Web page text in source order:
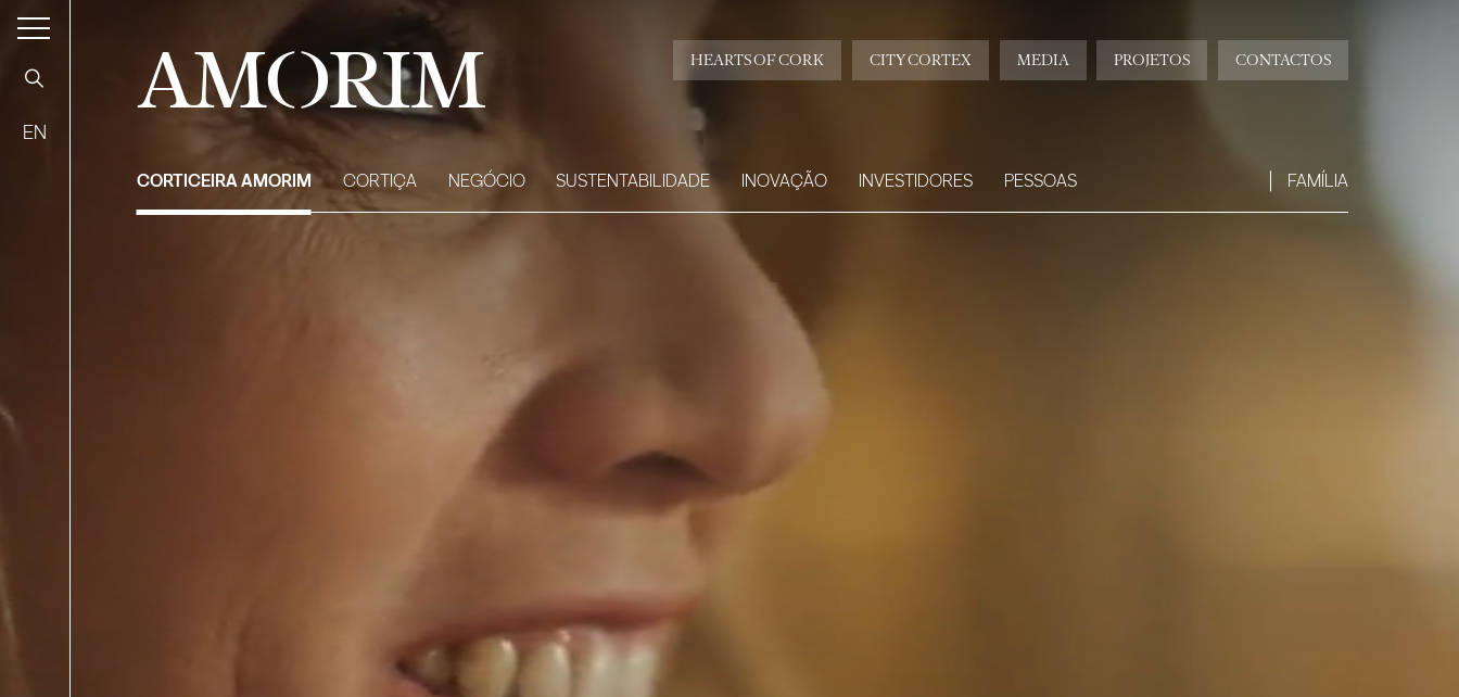
EN
AMORIM CONTACTOS
PROJETOS
MEDIA
CITY CORTEX
HEARTS OF CORK
CORTICEIRA AMORIM CORTIÇA NEGÓCIO SUSTENTABILIDADE INOVAÇÃO INVESTIDORES PESSOAS FAMÍLIA